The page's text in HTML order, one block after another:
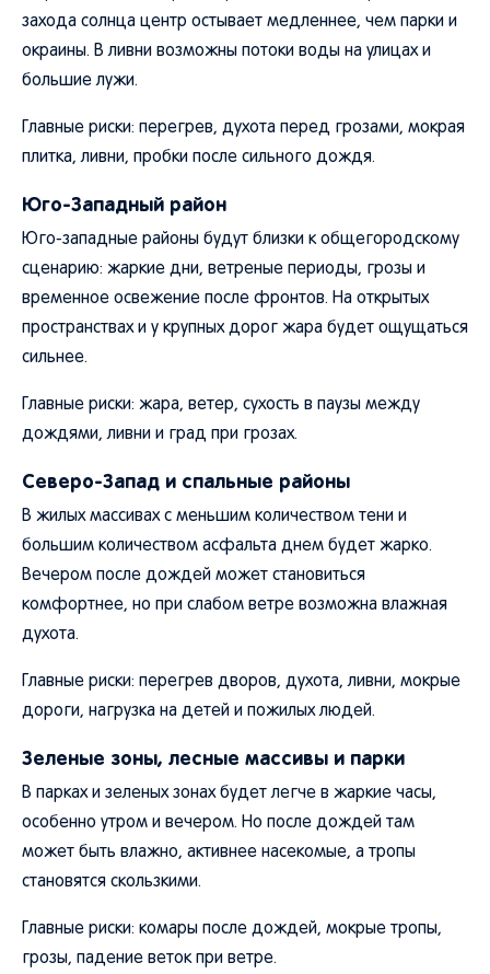
захода солнца центр остывает медленнее, чем парки и
окраины. В ливни возможны потоки воды на улицах и
большие лужи.
Главные риски: перегрев, духота перед грозами, мокрая
плитка, ливни, пробки после сильного дождя.
Юго-Западный район
Юго-западные районы будут близки к общегородскому
сценарию: жаркие дни, ветреные периоды, грозы и
временное освежение после фронтов. На открытых
пространствах и у крупных дорог жара будет ощущаться
сильнее.
Главные риски: жара, ветер, сухость в паузы между
дождями, ливни и град при грозах.
Северо-Запад и спальные районы
В жилых массивах с меньшим количеством тени и
большим количеством асфальта днем будет жарко.
Вечером после дождей может становиться
комфортнее, но при слабом ветре возможна влажная
духота.
Главные риски: перегрев дворов, духота, ливни, мокрые
дороги, нагрузка на детей и пожилых людей.
Зеленые зоны, лесные массивы и парки
В парках и зеленых зонах будет легче в жаркие часы,
особенно утром и вечером. Но после дождей там
может быть влажно, активнее насекомые, а тропы
становятся скользкими.
Главные риски: комары после дождей, мокрые тропы,
грозы, падение веток при ветре.